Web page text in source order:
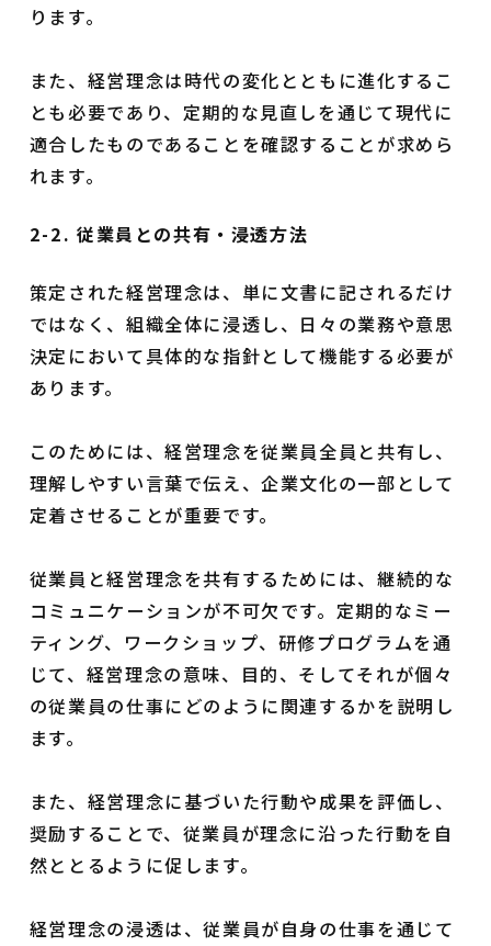
ります。
また、経営理念は時代の変化とともに進化するこ
とも必要であり、定期的な見直しを通じて現代に
適合したものであることを確認することが求めら
れます。
2-2. 従業員との共有・浸透方法
策定された経営理念は、単に文書に記されるだけ
ではなく、組織全体に浸透し、日々の業務や意思
決定において具体的な指針として機能する必要が
あります。
このためには、経営理念を従業員全員と共有し、
理解しやすい言葉で伝え、企業文化の一部として
定着させることが重要です。
従業員と経営理念を共有するためには、継続的な
コミュニケーションが不可欠です。定期的なミー
ティング、ワークショップ、研修プログラムを通
じて、経営理念の意味、目的、そしてそれが個々
の従業員の仕事にどのように関連するかを説明し
ます。
また、経営理念に基づいた行動や成果を評価し、
奨励することで、従業員が理念に沿った行動を自
然ととるように促します。
経営理念の浸透は、従業員が自身の仕事を通じて